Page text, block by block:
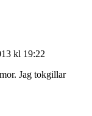
kl 19:22
Jag tokgillar